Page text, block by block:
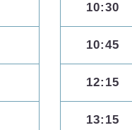
10:30
10:45
12:15
13:15